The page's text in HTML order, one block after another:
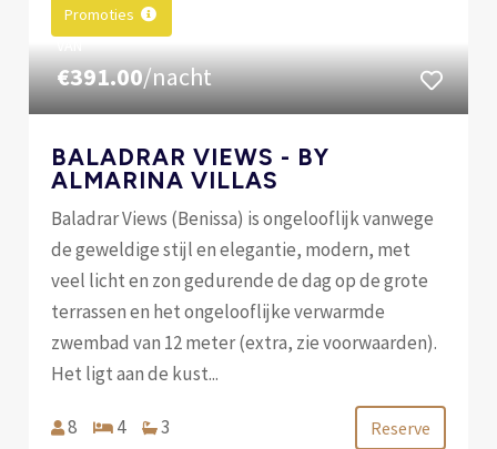
Promoties
€391.00/nacht
BALADRAR VIEWS - BY
ALMARINA VILLAS
Baladrar Views (Benissa) is ongelooflijk vanwege
de geweldige stijl en elegantie, modern, met
veel licht en zon gedurende de dag op de grote
terrassen en het ongelooflijke verwarmde
zwembad van 12 meter (extra, zie voorwaarden).
Het ligt aan de kust...
8 4 3 Reserve